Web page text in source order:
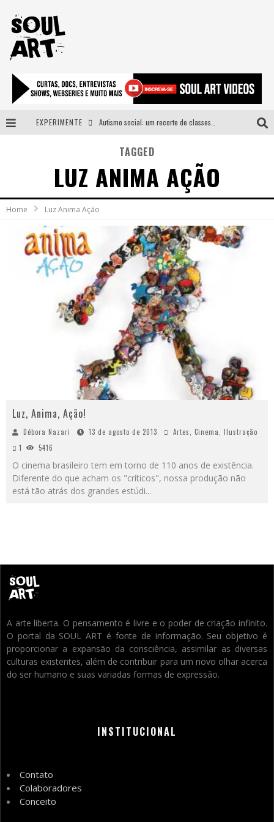
EXPERIMENTE
A subida da rampa é diferente!
Faça o bem! Mas, sem olhar a quem!?
Novo single de Arnaldo Tifu, “De Testa” explora brasilidade em sons, cores e símbolos
TAGGED
LUZ ANIMA AÇÃO
Home Luz Anima Ação
Luz, Anima, Ação!
Débora Nazari 13 de agosto de 2013 Artes, Cinema, Ilustração
1
5416
O cinema brasileiro tem em torno de 110 anos de existência.
Diferente do que acham os "críticos", nossa produção não
está tão atrás dos grandes estúdi...
A arte liberta. O pensamento é livre e o poder de criação infinito.
O portal da SOUL ART é fonte de informação. Seu objetivo é
proporcionar a expansão da consciência, assimilar as diversas
culturas existentes, além de contribuir para um novo olhar acerca
do ser humano e suas variadas formas de expressão.
INSTITUCIONAL
Contato
Colaboradores
Conceito